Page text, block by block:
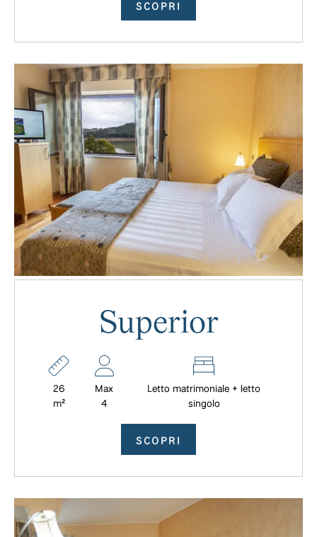
SCOPRI
Superior
26
m²
Max
4
Letto matrimoniale + letto
singolo
SCOPRI